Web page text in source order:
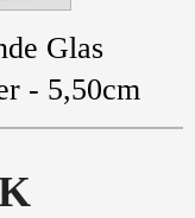
Glas
- 5,50cm